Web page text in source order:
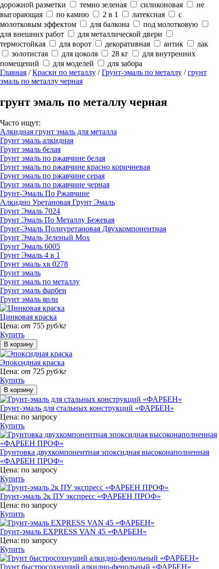
дорожной разметки
темно зеленая силиконовая
не
выгорающая
по камню 2 в 1 латексная
с
молотковым эффектом
для балкона
под молотковую
для внешних работ
для металлической двери
термостойкая
для ворот декоративная антик
лак
золотистая
для цоколя 28 кг
для внутренних
помещений
для моделей
для забора
Главная /Краски по металлу /Грунт-эмаль по металлу /грунт
эмаль по металлу черная
грунт эмаль по металлу черная
Часто ищут:
Алкидная грунт эмаль для металла
Грунт эмаль алкидная
Грунт эмаль белая
Грунт эмаль по ржавчине белая
Грунт эмаль по ржавчине красно коричневая
Грунт эмаль по ржавчине серая
Грунт эмаль по ржавчине черная
Грунт-Эмаль По Ржавчине
Алкидно Уретановая Грунт Эмаль
Грунт Эмаль 7024
Грунт Эмаль По Металлу Бежевая
Грунт-Эмаль Полиуретановая Двухкомпонентная
Грунт Эмаль Зеленый Мох
Грунт Эмаль 6005
Грунт Эмаль 4 в 1
Грунт эмаль хв 0278
Грунт эмаль
Грунт эмаль по металлу
Грунт эмаль фарбен
Грунт эмаль ярли
Цинковая краска
Цена: от 755 руб/кг
Купить
Эпоксидная краска
Цена: от 725 руб/кг
Купить
Грунт-эмаль для стальных конструкций «ФАРБЕН»
Цена: по запросу
Купить
Грунтовка двухкомпонентная эпоксидная высоконаполненная
«ФАРБЕН ПРОФ»
Цена: по запросу
Купить
Грунт-эмаль 2к ПУ экспресс «ФАРБЕН ПРОФ»
Цена: по запросу
Купить
Грунт-эмаль EXPRESS VAN 45 «ФАРБЕН»
Цена: по запросу
Купить
Грунт быстросохнущий алкидно-фенольный «ФАРБЕН»